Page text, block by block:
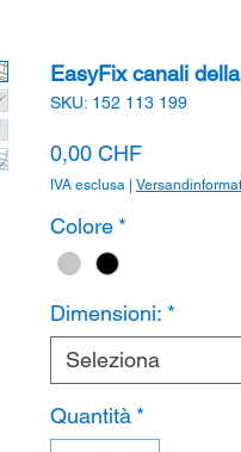
EasyFix canali
SKU: 152 113 199
0,00 CHFPrezzo
IVA esclusa |
Colore *
Dimensioni: *
Seleziona
Quantità *